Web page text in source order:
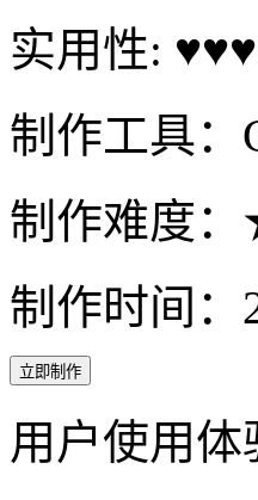
实用性: ♥♥♥
制作工具：
制作难度
制作时间：
立即制作
用户使用体